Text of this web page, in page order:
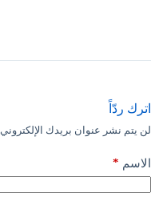
اترك ردّاً
لن يتم نشر عنوان بريدك الإلكتروني.
الاسم *